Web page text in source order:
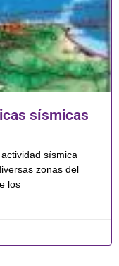
sísmicas
sísmica
zonas del
los